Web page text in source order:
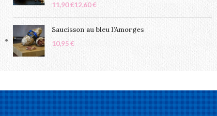
€ €
Saucisson au bleu l'Amorges
€